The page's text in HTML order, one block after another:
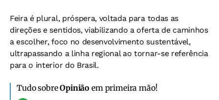
Feira é plural, próspera, voltada para todas as
direções e sentidos, viabilizando a oferta de caminhos
a escolher, foco no desenvolvimento sustentável,
ultrapassando a linha regional ao tornar-se referência
para o interior do Brasil.
Tudo sobreOpinião em primeira mão!